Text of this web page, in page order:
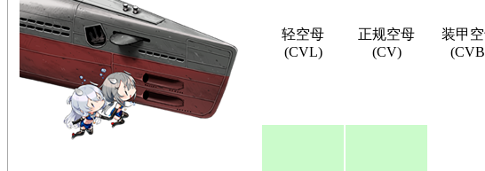
轻空母
(CVL)
正规空母
(CV)
装甲